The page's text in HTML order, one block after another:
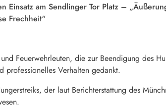
Einsatz am Sendlinger Tor Platz –
Frechheit“
Feuerwehrleuten, die zur Beendigung des
professionelles Verhalten gedankt.
der laut Berichterstattung des